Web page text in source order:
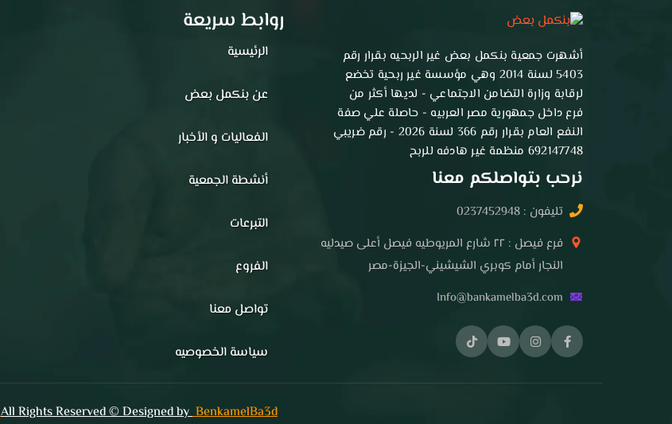
أشهرت جمعية بنكمل بعض غير الربحيه بقرار رقم
5403 لسنة 2014 وهي مؤسسة غير ربحية تخضع
لرقابة وزارة التضامن الاجتماعي - لديها أكثر من
فرع داخل جمهورية مصر العربيه - حاصلة علي صفة
النفع العام بقرار رقم 366 لسنة 2026 - رقم ضريبي
692147748 منظمة غير هادفه للربح
نرحب بتواصلكم معنا
تليفون : 0237452948
فرع فيصل : ٢٢ شارع المريوطيه فيصل أعلى صيدليه
النجار أمام كوبري الشيشيني-الجيزة-مصر
Info@bankamelba3d.com
روابط سريعة
الرئيسية
عن بنكمل بعض
الفعاليات و الأخبار
أنشطة الجمعية
التبرعات
الفروع
تواصل معنا
سياسة الخصوصيه
All Rights Reserved © Designed byBenkamelBa3d